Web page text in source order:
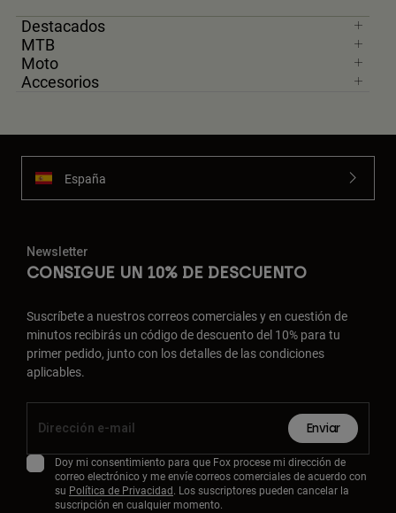
Destacados
MTB
Moto
Accesorios
España
Newsletter
CONSIGUE UN 10% DE DESCUENTO
Suscríbete a nuestros correos comerciales y en cuestión de
minutos recibirás un código de descuento del 10% para tu
primer pedido, junto con los detalles de las condiciones
aplicables.
Enviar
Doy mi consentimiento para que Fox procese mi dirección de
correo electrónico y me envíe correos comerciales de acuerdo con
su Política de Privacidad. Los suscriptores pueden cancelar la
suscripción en cualquier momento.